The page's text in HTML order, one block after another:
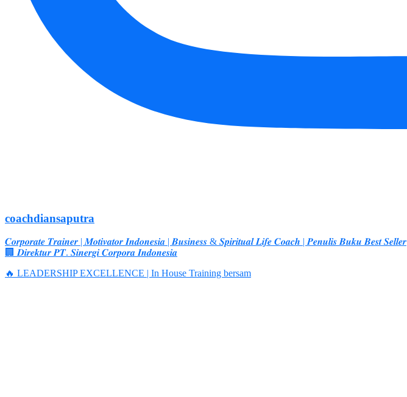
coachdiansaputra
𝑪𝒐𝒓𝒑𝒐𝒓𝒂𝒕𝒆 𝑻𝒓𝒂𝒊𝒏𝒆𝒓 | 𝑴𝒐𝒕𝒊𝒗𝒂𝒕𝒐𝒓 𝑰𝒏𝒅𝒐𝒏𝒆𝒔𝒊𝒂 | 𝑩𝒖𝒔𝒊𝒏𝒆𝒔𝒔 & 𝑺𝒑𝒊𝒓𝒊𝒕𝒖𝒂𝒍 𝑳𝒊𝒇𝒆 𝑪𝒐𝒂𝒄𝒉 | 𝑷𝒆𝒏𝒖𝒍𝒊𝒔 𝑩𝒖𝒌𝒖 𝑩𝒆𝒔𝒕 𝑺𝒆𝒍𝒍𝒆𝒓
🏢 𝑫𝒊𝒓𝒆𝒌𝒕𝒖𝒓 𝑷𝑻. 𝑺𝒊𝒏𝒆𝒓𝒈𝒊 𝑪𝒐𝒓𝒑𝒐𝒓𝒂 𝑰𝒏𝒅𝒐𝒏𝒆𝒔𝒊𝒂
🔥 LEADERSHIP EXCELLENCE | In House Training bersam